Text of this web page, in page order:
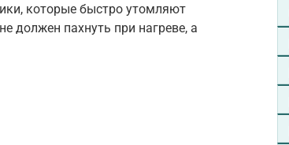
которые быстро утомляют
должен пахнуть при нагреве, а